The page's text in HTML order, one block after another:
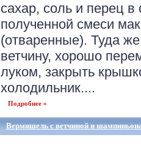
сахар, соль и перец в
полученной смеси
(отваренные). Туда
ветчину, хорошо
луком, закрыть
холодильник....
Подробнее »
Вермишель с ветчиной и